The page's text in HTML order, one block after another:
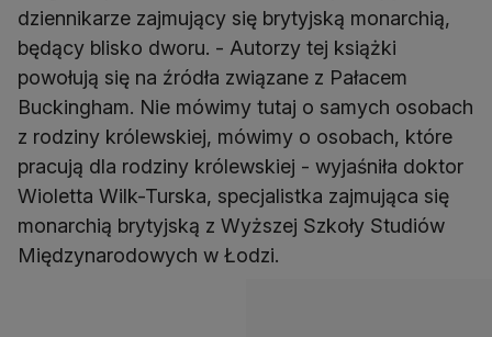
dziennikarze zajmujący się brytyjską monarchią,
będący blisko dworu. - Autorzy tej książki
powołują się na źródła związane z Pałacem
Buckingham. Nie mówimy tutaj o samych osobach
z rodziny królewskiej, mówimy o osobach, które
pracują dla rodziny królewskiej - wyjaśniła doktor
Wioletta Wilk-Turska, specjalistka zajmująca się
monarchią brytyjską z Wyższej Szkoły Studiów
Międzynarodowych w Łodzi.